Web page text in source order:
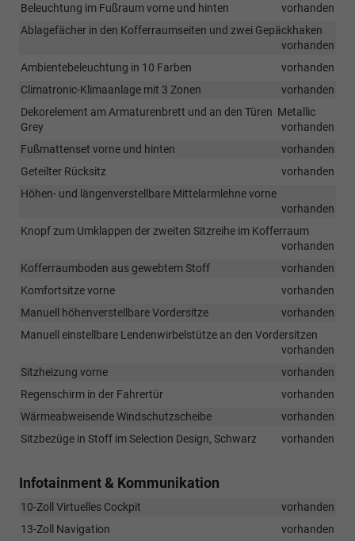
Beleuchtung im Fußraum vorne und hinten
vorhanden
Ablagefächer in den Kofferraumseiten und zwei Gepäckhaken
vorhanden
Ambientebeleuchtung in 10 Farben
vorhanden
Climatronic-Klimaanlage mit 3 Zonen
vorhanden
Dekorelement am Armaturenbrett und an den Türen  Metallic
Grey
vorhanden
Fußmattenset vorne und hinten
vorhanden
Geteilter Rücksitz
vorhanden
Höhen- und längenverstellbare Mittelarmlehne vorne
vorhanden
Knopf zum Umklappen der zweiten Sitzreihe im Kofferraum
vorhanden
Kofferraumboden aus gewebtem Stoff
vorhanden
Komfortsitze vorne
vorhanden
Manuell höhenverstellbare Vordersitze
vorhanden
Manuell einstellbare Lendenwirbelstütze an den Vordersitzen
vorhanden
Sitzheizung vorne
vorhanden
Regenschirm in der Fahrertür
vorhanden
Wärmeabweisende Windschutzscheibe
vorhanden
Sitzbezüge in Stoff im Selection Design, Schwarz
vorhanden
Infotainment & Kommunikation
10-Zoll Virtuelles Cockpit
vorhanden
13-Zoll Navigation
vorhanden